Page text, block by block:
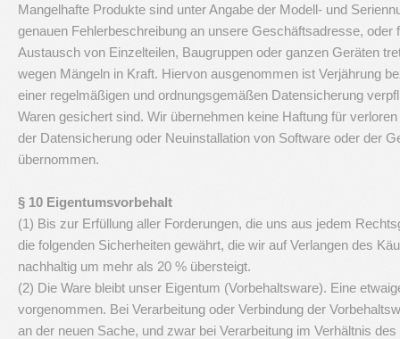
Mangelhafte Produkte sind unter Angabe der Modell- und
genauen Fehlerbeschreibung an unsere Geschäftsadresse,
Austausch von Einzelteilen, Baugruppen oder ganzen Geräten
wegen Mängeln in Kraft. Hiervon ausgenommen ist Verjährung
einer regelmäßigen und ordnungsgemäßen Datensicherung
Waren gesichert sind. Wir übernehmen keine Haftung für
der Datensicherung oder Neuinstallation von Software oder der
übernommen.
§ 10 Eigentumsvorbehalt
(1) Bis zur Erfüllung aller Forderungen, die uns aus jedem
die folgenden Sicherheiten gewährt, die wir auf Verlangen des
nachhaltig um mehr als 20 % übersteigt.
(2) Die Ware bleibt unser Eigentum (Vorbehaltsware). Eine
vorgenommen. Bei Verarbeitung oder Verbindung der
an der neuen Sache, und zwar bei Verarbeitung im Verhältnis